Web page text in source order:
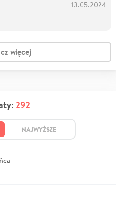
13.05.2024
więcej
292
NAJWYŻSZE